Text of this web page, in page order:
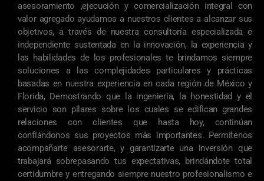
asesoramiento ,ejecución y comercialización integral con
valor agregado ayudamos a nuestros clientes a alcanzar sus
objetivos, a través de nuestra consultoría especializada e
independiente sustentada en la innovación, la experiencia y
las habilidades de los profesionales te brindamos siempre
soluciones a las complejidades particulares y prácticas
basadas en nuestra experiencia en cada región de México y
Florida, Demostrando que la ingeniería, la honestidad y el
servicio son pilares sobre los cuales se edifican grandes
relaciones con clientes que hasta hoy, continúan
confiándonos sus proyectos más importantes. Permítenos
acompañarte asesorarte, y garantizarte una inversión que
trabajará sobrepasando tus expectativas, brindándote total
certidumbre y entregando siempre nuestro profesionalismo e